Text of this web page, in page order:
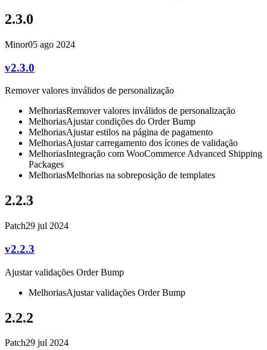
2.3.0
Minor05 ago 2024
v2.3.0
Remover valores inválidos de personalização
MelhoriasRemover valores inválidos de personalização
MelhoriasAjustar condições do Order Bump
MelhoriasAjustar estilos na página de pagamento
MelhoriasAjustar carregamento dos ícones de validação
MelhoriasIntegração com WooCommerce Advanced Shipping
Packages
MelhoriasMelhorias na sobreposição de templates
2.2.3
Patch29 jul 2024
v2.2.3
Ajustar validações Order Bump
MelhoriasAjustar validações Order Bump
2.2.2
Patch29 jul 2024